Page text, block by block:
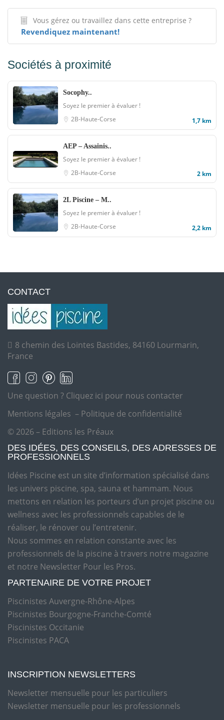
Vous gérez ou travaillez dans cette entreprise ?
Revendiquez maintenant!
Sociétés à proximité
Socophy..
Soyez le premier à évaluer !
2B-Haute-Corse
1,7 km
AEP – Assainis..
Soyez le premier à évaluer !
2B-Haute-Corse
2 km
2L Piscine – M..
Soyez le premier à évaluer !
2B-Haute-Corse
2,2 km
CONTACT
8 chemin des Lointes Bastides, 84160 Lourmarin,
France
Une question ? Cliquez ici pour nous contacter
Mentions légales – Politique de confidentialité
© 2026 – Editions les Préaux
DES IDÉES, DES CONSEILS, DES ADRESSES DE
PROFESSIONNELS
Idées Piscine est un site d’information spécialisé dans
les univers piscine, spa, sauna et hammam. Nous
mettons en relation les porteurs d’un projet piscine ou
wellness avec les professionnels capables de le
réaliser, le rénover ou l’entretenir.
Nous sommes en relation constante avec les
professionnels de la piscine à travers notre magazine
et notre Newsletter Pour les Pros.
PARTENAIRE DE VOTRE PROJET
Piscinistes Auvergne-Rhône-Alpes
Piscinistes Bourgogne-Franche-Comté
Piscinistes Occitanie
Piscinistes PACA
INSCRIPTION NEWSLETTERS
Newsletter mensuelle pour les particuliers
Newsletter mensuelle pour les professionnels